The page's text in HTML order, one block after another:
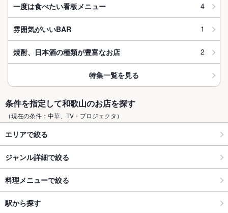
一度は食べたい看板メニュー 4
雰囲気がいいBAR 1
焼酎、日本酒の種類が豊富なお店 2
特集一覧を見る
条件を指定して和歌山のお店を探す
（現在の条件：中華、TV・プロジェクタ）
エリアで絞る
ジャンル詳細で絞る
料理メニューで絞る
駅から探す